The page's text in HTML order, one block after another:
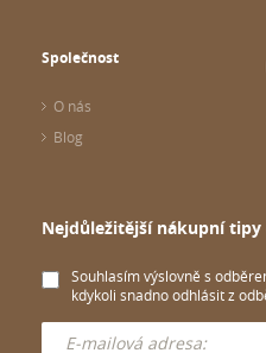
Společnost
O nás
Blog
Nejdůležitější nákupní tipy
Souhlasím výslovně s
kdykoli snadno odhlásit z